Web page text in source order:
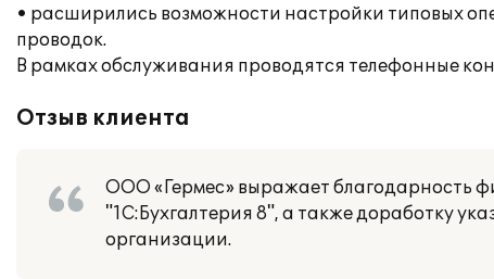
• расширились возможности настройки типовых
проводок.
В рамках обслуживания проводятся телефонные
Отзыв клиента
ООО «Гермес» выражает благодарность
"1С:Бухгалтерия 8", а также доработку
организации.